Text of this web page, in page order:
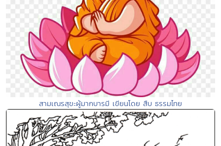
สามเณรสุขะผู้มากบารมี เขียนโดย สืบ ธรรมไทย